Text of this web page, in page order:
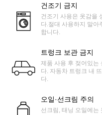
건조기 금지
건조기 사용은 옷감을
다.절대 사용하지 말아
합니다.
트렁크 보관 금지
제품 사용 후 젖어있는
다. 자동차 트렁크 내
다.
오일·선크림 주의
선크림, 태닝 오일에는